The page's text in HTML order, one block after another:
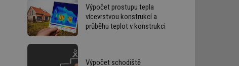
Výpočet prostupu tepla
vícevrstvou konstrukcí a
průběhu teplot v konstrukci
Výpočet schodiště